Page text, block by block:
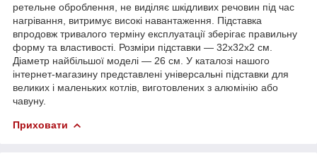
ретельне оброблення, не виділяє шкідливих речовин під час
нагрівання, витримує високі навантаження. Підставка
впродовж тривалого терміну експлуатації зберігає правильну
форму та властивості. Розміри підставки — 32х32х2 см.
Діаметр найбільшої моделі — 26 см. У каталозі нашого
інтернет-магазину представлені універсальні підставки для
великих і маленьких котлів, виготовлених з алюмінію або
чавуну.
Приховати